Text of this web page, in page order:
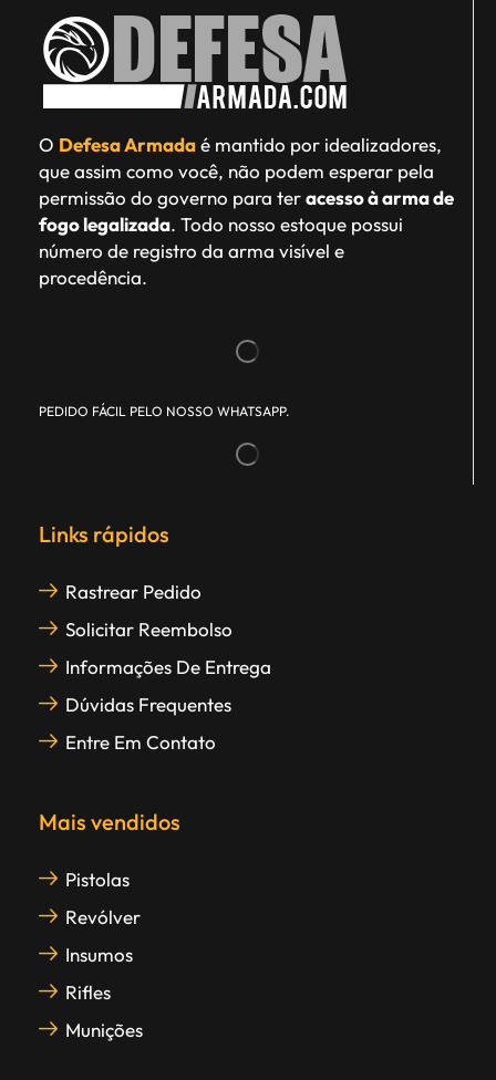
O Defesa Armadaé mantido por idealizadores,
que assim como você, não podem esperar pela
permissão do governo para teracesso à arma de
fogo legalizada. Todo nosso estoque possui
número de registro da arma visível e
procedência.
PEDIDO FÁCIL PELO NOSSO WHATSAPP.
Links rápidos
Rastrear Pedido
Solicitar Reembolso
Informações De Entrega
Dúvidas Frequentes
Entre Em Contato
Mais vendidos
Pistolas
Revólver
Insumos
Rifles
Munições